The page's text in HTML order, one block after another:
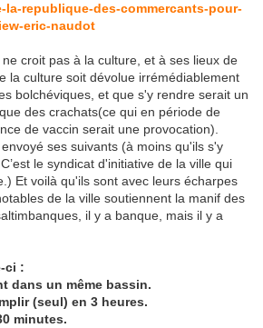
la-republique-des-commercants-pour-
eric-naudot
croit pas à la culture, et à ses lieux de
la culture soit dévolue irrémédiablement
bolchéviques, et que s'y rendre serait un
des crachats(ce qui en période de
de vaccin serait une provocation).
ses suivants (à moins qu'ils s'y
le syndicat d'initiative de la ville qui
Et voilà qu'ils sont avec leurs écharpes
de la ville soutiennent la manif des
il y a banque, mais il y a
ci :
dans un même bassin.
(seul) en 3 heures.
minutes.